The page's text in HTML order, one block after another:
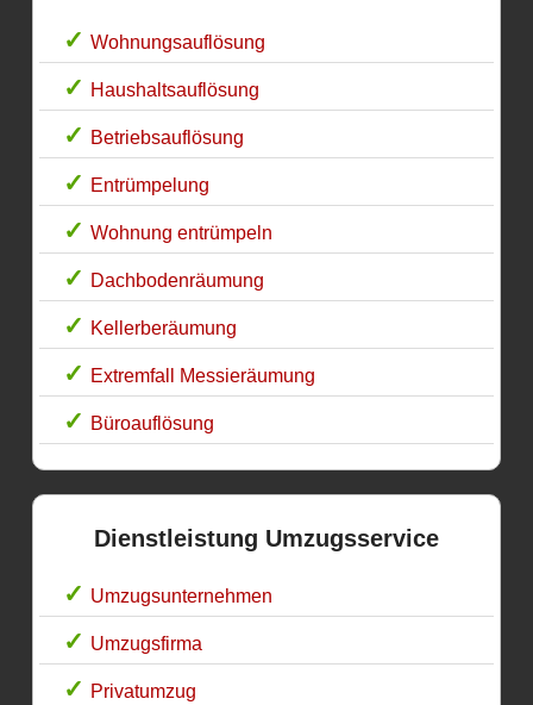
Wohnungsauflösung
Haushaltsauflösung
Betriebsauflösung
Entrümpelung
Wohnung entrümpeln
Dachbodenräumung
Kellerberäumung
Extremfall Messieräumung
Büroauflösung
Dienstleistung Umzugsservice
Umzugsunternehmen
Umzugsfirma
Privatumzug